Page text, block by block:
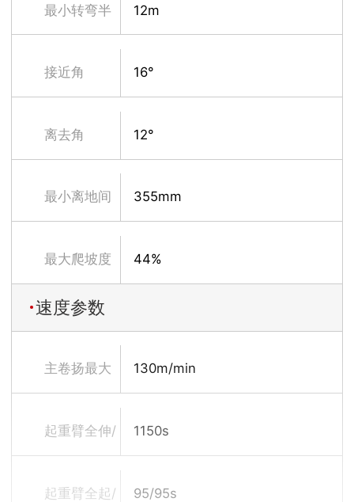
最小转弯半 12m
接近角 16°
离去角 12°
最小离地间 355mm
最大爬坡度 44%
速度参数
主卷扬最大 130m/min
起重臂全伸/ 1150s
起重臂全起/ 95/95s